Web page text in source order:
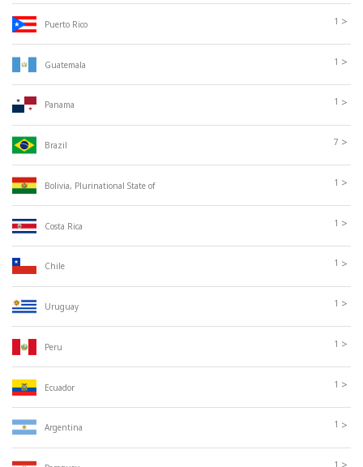
Puerto Rico 1 >
Guatemala 1 >
Panama 1 >
Brazil 7 >
Bolivia, Plurinational State of 1 >
Costa Rica 1 >
Chile 1 >
Uruguay 1 >
Peru 1 >
Ecuador 1 >
Argentina 1 >
1